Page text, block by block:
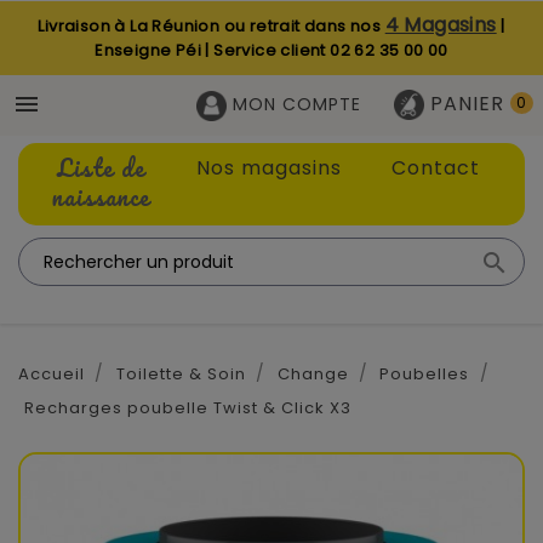
Livraison à La Réunion ou retrait dans nos 4 Magasins |
Enseigne Péi | Service client02 62 35 00 00
 PANIER 0
MON COMPTE
Liste de
naissance
Nos magasins Contact

Accueil Toilette & Soin Change
Poubelles
Recharges poubelle Twist & Click X3